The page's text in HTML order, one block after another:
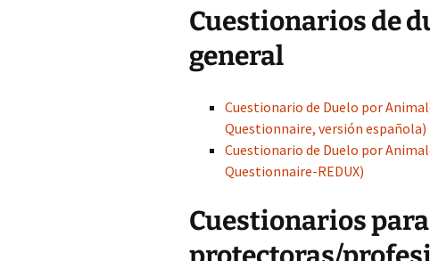
Cuestionarios de
general
Cuestionario de Duelo por
Questionnaire, versión española)
Cuestionario de Duelo por
Questionnaire-REDUX)
Cuestionarios